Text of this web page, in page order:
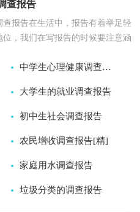
编收集整理...
查报告
查报告在生活中，报告有着举足轻
位，我们在写报告的时候要注意涵
告格式吗？以...
中学生心理健康调查报告
2026-07-24
大学生的就业调查报告
2026-07-24
初中生社会调查报告
2026-07-24
农民增收调查报告[精]
2026-07-24
家庭用水调查报告
2026-06-28
垃圾分类的调查报告